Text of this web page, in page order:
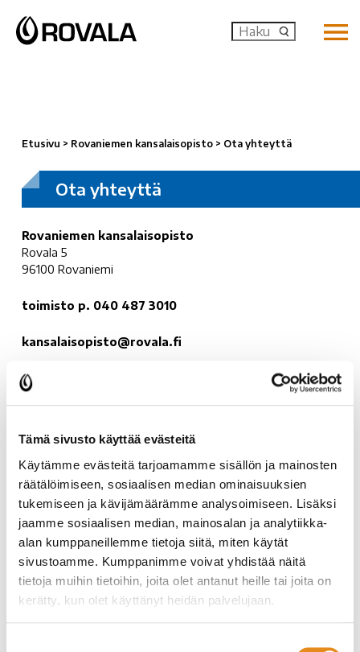
Tämä sivusto käyttää evästeitä
Käytämme evästeitä tarjoamamme sisällön ja mainosten
räätälöimiseen, sosiaalisen median ominaisuuksien
tukemiseen ja kävijämäärämme analysoimiseen. Lisäksi
jaamme sosiaalisen median, mainosalan ja analytiikka-
alan kumppaneillemme tietoja siitä, miten käytät
sivustoamme. Kumppanimme voivat yhdistää näitä
tietoja muihin tietoihin, joita olet antanut heille tai joita on
kerätty, kun olet käyttänyt heidän palvelujaan.
Etusivu > Rovaniemen kansalaisopisto > Ota yhteyttä
Ota yhteyttä
Rovaniemen kansalaisopisto
Rovala 5
96100 Rovaniemi
toimisto p. 040 487 3010
kansalaisopisto@rovala.fi
apulaisrehtori ja taitoaineiden suunnittelijaopettaja Jouni
Ylijääskö p. 040 487 3018 tai etunimi.sukunimi@rovala.fi
rehtori Paula Frantti-Niemelä 040 352 6547 tai
etunimi.sukunimi@rovala.fi
Musiikin suunnittelijaopettaja Toni Jaatinen p. 040 688 8575
tai etunimi.sukunimi@rovala.fi
Kädentaitojen, tanssin ja liikunnan suunnittelijaopettaja